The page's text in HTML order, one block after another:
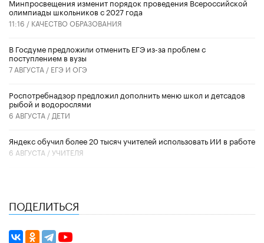
олимпиады школьников с 2027 года
11:16 / КАЧЕСТВО ОБРАЗОВАНИЯ
В Госдуме предложили отменить ЕГЭ из-за проблем с
поступлением в вузы
7 АВГУСТА / ЕГЭ И ОГЭ
Роспотребнадзор предложил дополнить меню школ и детсадов
рыбой и водорослями
6 АВГУСТА / ДЕТИ
​Яндекс обучил более 20 тысяч учителей использовать ИИ в работе
6 АВГУСТА /УЧИТЕЛЯ
ПОДЕЛИТЬСЯ